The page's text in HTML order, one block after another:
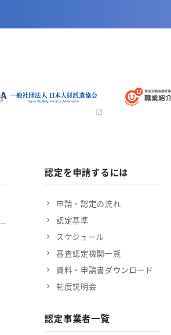
認定を申請するには
申請・認定の流れ
認定基準
スケジュール
審査認定機関一覧
資料・申請書ダウンロード
制度説明会
認定事業者一覧